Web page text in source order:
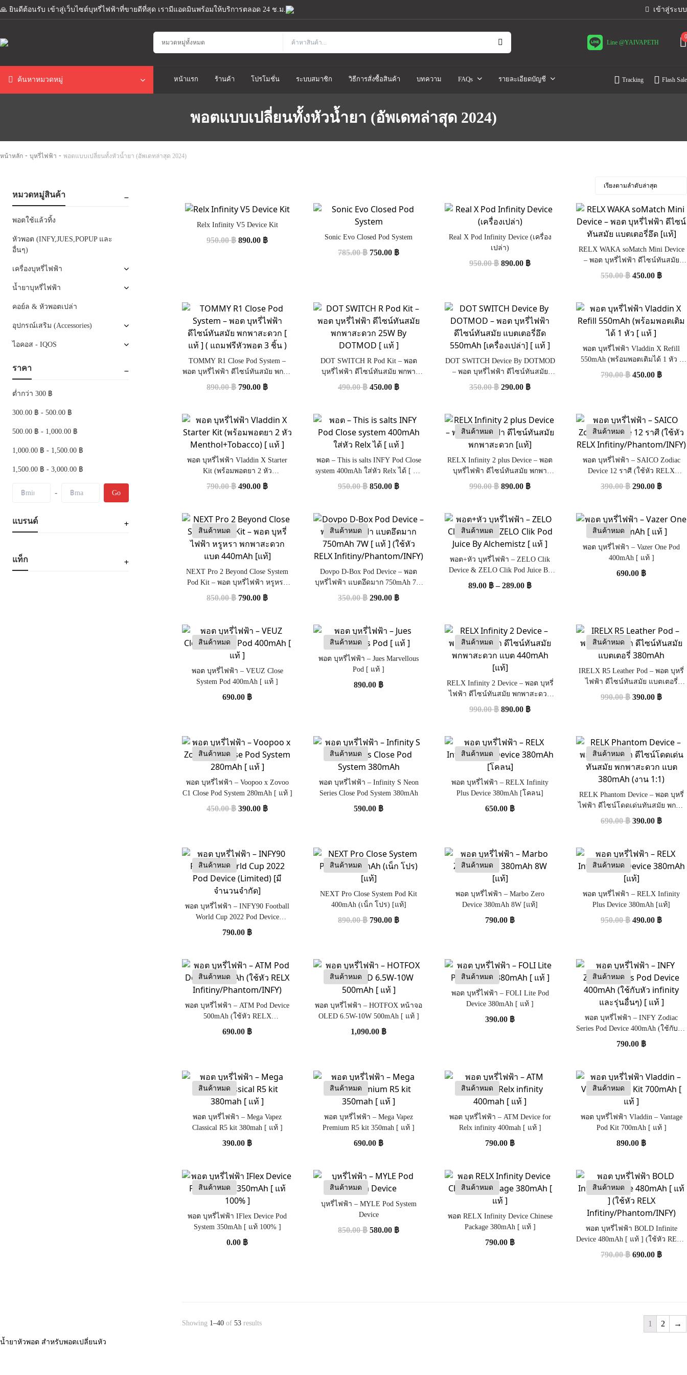
🙏 ยินดีต้อนรับ เข้าสู่เว็บไซต์บุหรี่ไฟฟ้าที่ขายดีที่สุด เรามีแอดมินพร้อมให้บริการตลอด 24 ช.ม. เข้าสู่ระบบ
Line @YAIVAPETH
0
ค้นหาหมวดหมู่ หน้าแรก ร้านค้า โปรโมชั่น ระบบสมาชิก วิธีการสั่งซื้อสินค้า บทความ FAQs รายละเอียดบัญชี Tracking Flash Sale
พอตแบบเปลี่ยนทั้งหัวน้ำยา (อัพเดทล่าสุด 2024)
หน้าหลัก - บุหรี่ไฟฟ้า - พอตแบบเปลี่ยนทั้งหัวน้ำยา (อัพเดทล่าสุด 2024)
หมวดหมู่สินค้า
พอตใช้แล้วทิ้ง
หัวพอต (INFY,JUES,POPUP และ
อื่นๆ)
เครื่องบุหรี่ไฟฟ้า
น้ำยาบุหรี่ไฟฟ้า
คอย์ล & หัวพอตเปล่า
อุปกรณ์เสริม (Accessories)
ไอคอส - IQOS
ราคา
ต่ำกว่า 300 ฿
300.00 ฿ - 500.00 ฿
500.00 ฿ - 1,000.00 ฿
1,000.00 ฿ - 1,500.00 ฿
1,500.00 ฿ - 3,000.00 ฿
- Go
แบรนด์
แท็ก
Relx Infinity V5 Device Kit
950.00฿ 890.00 ฿ Sonic Evo Closed Pod System
785.00฿ 750.00 ฿
Real X Pod Infinity Device (เครื่อง
เปล่า)
950.00฿ 890.00 ฿
RELX WAKA soMatch Mini Device
– พอต บุหรี่ไฟฟ้า ดีไซน์ทันสมัย
แบตเตอรี่อึด [แท้]
550.00฿ 450.00 ฿
TOMMY R1 Close Pod System –
พอต บุหรี่ไฟฟ้า ดีไซน์ทันสมัย พกพา
สะดวก [ แท้ ] ( แถมฟรีหัวพอต 3
ชิ้น )
890.00฿ 790.00 ฿
DOT SWITCH R Pod Kit – พอต
บุหรี่ไฟฟ้า ดีไซน์ทันสมัย พกพา
สะดวก 25W By DOTMOD [ แท้ ]
490.00฿ 450.00 ฿
DOT SWITCH Device By DOTMOD
– พอต บุหรี่ไฟฟ้า ดีไซน์ทันสมัย
แบตเตอรี่อึด 550mAh [เครื่องเปล่า]
[ แท้ ]
350.00฿ 290.00 ฿
พอต บุหรี่ไฟฟ้า Vladdin X Refill
550mAh (พร้อมพอตเติมได้ 1 หัว [
แท้ ]
790.00฿ 450.00 ฿
พอต บุหรี่ไฟฟ้า Vladdin X Starter
Kit (พร้อมพอตยา 2 หัว
Menthol+Tobacco) [ แท้ ]
790.00฿ 490.00 ฿
พอต – This is salts INFY Pod Close
system 400mAh ใส่หัว Relx ได้ [ แท้
950.00฿ 850.00 ฿
สินค้าหมด
RELX Infinity 2 plus Device – พอต
บุหรี่ไฟฟ้า ดีไซน์ทันสมัย พกพา
สะดวก [แท้]
990.00฿ 890.00 ฿
สินค้าหมด
พอต บุหรี่ไฟฟ้า – SAICO Zodiac
Device 12 ราศี (ใช้หัว RELX
Infitiny/Phantom/INFY)
390.00฿ 290.00 ฿
สินค้าหมด
NEXT Pro 2 Beyond Close System
Pod Kit – พอต บุหรี่ไฟฟ้า หรูหรา
พกพาสะดวก แบต 440mAh [แท้]
850.00฿ 790.00 ฿
สินค้าหมด
Dovpo D-Box Pod Device – พอต
บุหรี่ไฟฟ้า แบตอึดมาก 750mAh 7W
[ แท้ ] (ใช้หัว RELX
Infitiny/Phantom/INFY)
350.00฿ 290.00 ฿
สินค้าหมด
พอต+หัว บุหรี่ไฟฟ้า – ZELO Clik
Device & ZELO Clik Pod Juice By
Alchemistz [ แท้ ]
89.00 ฿–289.00 ฿
สินค้าหมด
พอต บุหรี่ไฟฟ้า – Vazer One Pod
400mAh [ แท้ ]
690.00 ฿
สินค้าหมด
พอต บุหรี่ไฟฟ้า – VEUZ Close
System Pod 400mAh [ แท้ ]
690.00 ฿
สินค้าหมด
พอต บุหรี่ไฟฟ้า – Jues Marvellous
Pod [ แท้ ]
890.00 ฿
สินค้าหมด
RELX Infinity 2 Device – พอต บุหรี่
ไฟฟ้า ดีไซน์ทันสมัย พกพาสะดวก
แบต 440mAh [แท้]
990.00฿ 890.00 ฿
สินค้าหมด
IRELX R5 Leather Pod – พอต บุหรี่
ไฟฟ้า ดีไซน์ทันสมัย แบตเตอรี่
380mAh
990.00฿ 390.00 ฿
สินค้าหมด
พอต บุหรี่ไฟฟ้า – Voopoo x Zovoo
C1 Close Pod System 280mAh [ แท้ ]
450.00฿ 390.00 ฿
สินค้าหมด
พอต บุหรี่ไฟฟ้า – Infinity S Neon
Series Close Pod System 380mAh
590.00 ฿
สินค้าหมด
พอต บุหรี่ไฟฟ้า – RELX Infinity
Plus Device 380mAh [โคลน]
650.00 ฿
สินค้าหมด
RELK Phantom Device – พอต บุหรี่
ไฟฟ้า ดีไซน์โดดเด่นทันสมัย พกพา
สะดวก แบต 380mAh (งาน 1:1)
690.00฿ 390.00 ฿
สินค้าหมด
พอต บุหรี่ไฟฟ้า – INFY90 Football
World Cup 2022 Pod Device
(Limited) [มีจำนวนจำกัด]
790.00 ฿
สินค้าหมด
NEXT Pro Close System Pod Kit
400mAh (เน็ก โปร) [แท้]
890.00฿ 790.00 ฿
สินค้าหมด
พอต บุหรี่ไฟฟ้า – Marbo Zero
Device 380mAh 8W [แท้]
790.00 ฿
สินค้าหมด
พอต บุหรี่ไฟฟ้า – RELX Infinity
Plus Device 380mAh [แท้]
950.00฿ 490.00 ฿
สินค้าหมด
พอต บุหรี่ไฟฟ้า – ATM Pod Device
500mAh (ใช้หัว RELX
Infitiny/Phantom/INFY)
690.00 ฿
สินค้าหมด
พอต บุหรี่ไฟฟ้า – HOTFOX หน้าจอ
OLED 6.5W-10W 500mAh [ แท้ ]
1,090.00 ฿
สินค้าหมด
พอต บุหรี่ไฟฟ้า – FOLI Lite Pod
Device 380mAh [ แท้ ]
390.00 ฿
สินค้าหมด
พอต บุหรี่ไฟฟ้า – INFY Zodiac
Series Pod Device 400mAh (ใช้กับหัว
infinity และรุ่นอื่นๆ) [ แท้ ]
790.00 ฿
สินค้าหมด
พอต บุหรี่ไฟฟ้า – Mega Vapez
Classical R5 kit 380mah [ แท้ ]
390.00 ฿
สินค้าหมด
พอต บุหรี่ไฟฟ้า – Mega Vapez
Premium R5 kit 350mah [ แท้ ]
690.00 ฿
สินค้าหมด
พอต บุหรี่ไฟฟ้า – ATM Device for
Relx infinity 400mah [ แท้ ]
790.00 ฿
สินค้าหมด
พอต บุหรี่ไฟฟ้า Vladdin – Vantage
Pod Kit 700mAh [ แท้ ]
890.00 ฿
สินค้าหมด
พอต บุหรี่ไฟฟ้า IFlex Device Pod
System 350mAh [ แท้ 100% ]
0.00 ฿
สินค้าหมด
บุหรี่ไฟฟ้า – MYLE Pod System
Device
850.00฿ 580.00 ฿
สินค้าหมด
พอต RELX Infinity Device Chinese
Package 380mAh [ แท้ ]
790.00 ฿
สินค้าหมด
พอต บุหรี่ไฟฟ้า BOLD Infinite
Device 480mAh [ แท้ ] (ใช้หัว RELX
Infitiny/Phantom/INFY)
790.00฿ 690.00 ฿
Showing 1–40of 53results 1 2 →
น้ำยาหัวพอต สำหรับพอตเปลี่ยนหัว